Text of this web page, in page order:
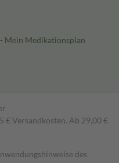
Mein Medikationsplan
€ Versandkosten. Ab 29,00 €
des